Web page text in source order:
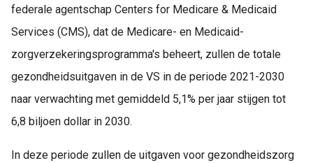
federale agentschap Centers for Medicare & Medicaid
Services (CMS), dat de Medicare- en Medicaid-
zorgverzekeringsprogramma's beheert, zullen de totale
gezondheidsuitgaven in de VS in de periode 2021-2030
naar verwachting met gemiddeld 5,1% per jaar stijgen tot
6,8 biljoen dollar in 2030.
In deze periode zullen de uitgaven voor gezondheidszorg